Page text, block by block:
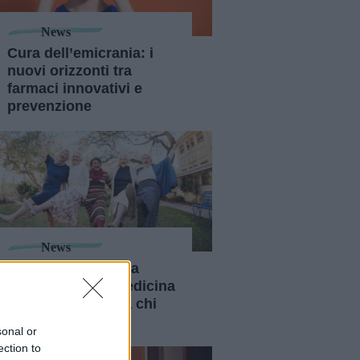
or
to
News
Cura dell’emicrania: i
nuovi orizzonti tra
farmaci innovativi e
prevenzione
News
Vivere meglio più a
lungo: cos’è la medicina
della longevità e a chi